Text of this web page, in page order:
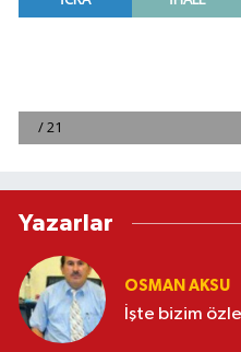
Yazarlar
OSMAN AKSU
İşte bizim